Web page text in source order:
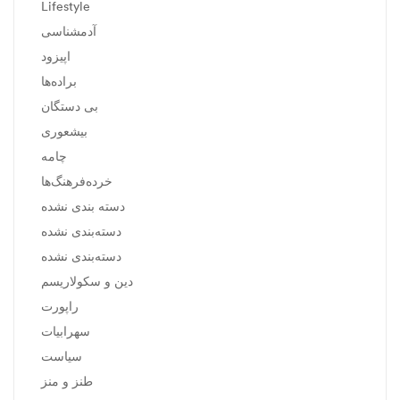
Lifestyle
آدمشناسی
اپیزود
براده‌ها
بی دستگان
بیشعوری
چامه
خرده‌فرهنگ‌ها
دسته بندی نشده
دسته‌بندی نشده
دسته‌بندی نشده
دین و سکولاریسم
راپورت
سهرابیات
سیاست
طنز و منز